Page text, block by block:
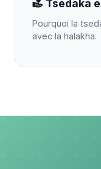
Tsedaka
Pourquoi la
avec la halakha.